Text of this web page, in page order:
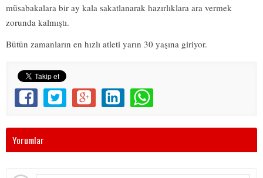
müsabakalara bir ay kala sakatlanarak hazırlıklara ara vermek
zorunda kalmıştı.
Bütün zamanların en hızlı atleti yarın 30 yaşına giriyor.
Yorumlar